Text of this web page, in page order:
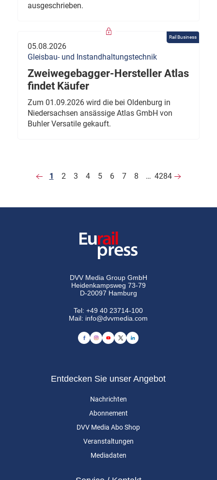
ausgeschrieben.
Rail Business
05.08.2026
Gleisbau- und Instandhaltungstechnik
Zweiwegebagger-Hersteller Atlas
findet Käufer
Zum 01.09.2026 wird die bei Oldenburg in
Niedersachsen ansässige Atlas GmbH von
Buhler Versatile gekauft.
1 2 3 4 5 6 7 8 … 4284
DVV Media Group GmbH
Heidenkampsweg 73-79
D-20097 Hamburg
Tel:+49 40 23714-100
Mail: info@dvvmedia.com
Entdecken Sie unser Angebot
Nachrichten
Abonnement
DVV Media Abo Shop
Veranstaltungen
Mediadaten